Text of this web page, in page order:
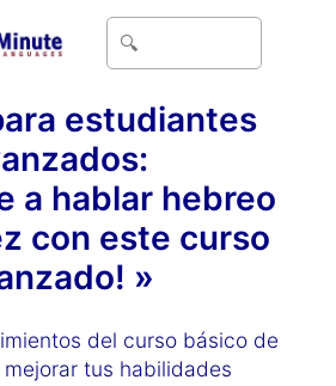
estudiantes
a hablar hebreo
con este curso
»
del curso básico de
tus habilidades